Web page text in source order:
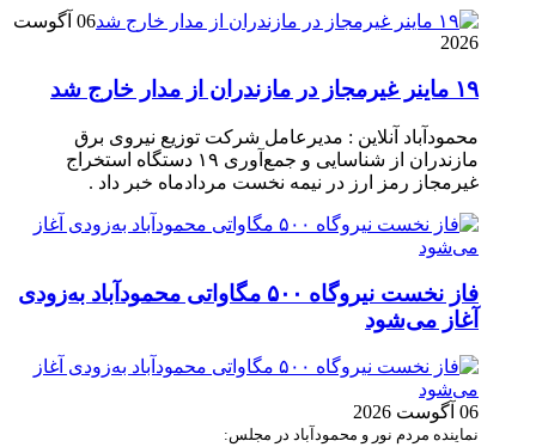
06 آگوست
2026
۱۹ ماینر غیرمجاز در مازندران از مدار خارج شد
محمودآباد آنلاین : مدیرعامل شرکت توزیع نیروی برق
مازندران از شناسایی و جمع‌آوری ۱۹ دستگاه استخراج
غیرمجاز رمز ارز در نیمه نخست مردادماه خبر داد .
فاز نخست نیروگاه ۵۰۰ مگاواتی محمودآباد به‌زودی
آغاز می‌شود
06 آگوست 2026
نماینده مردم نور و محمودآباد در مجلس: